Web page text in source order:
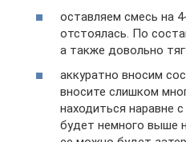
оставляем смесь на
отстоялась. По
а также довольно
аккуратно вносим
вносите слишком
находиться наравне
будет немного выше